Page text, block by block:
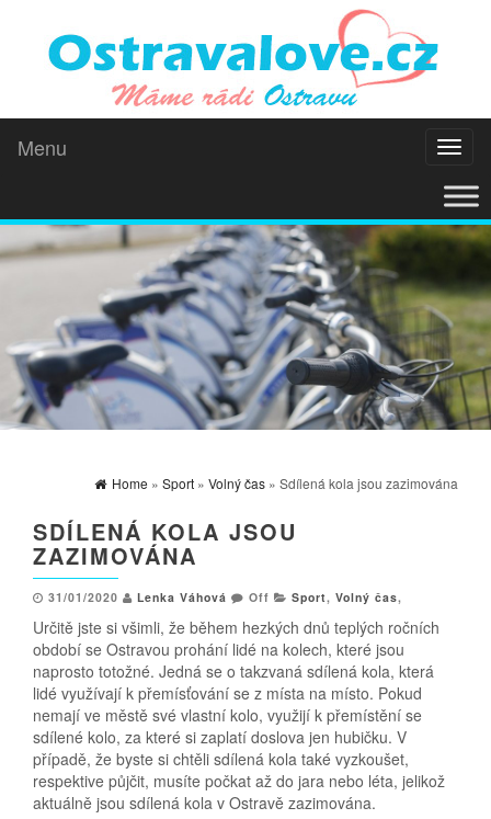
Menu
Home » Sport » Volný čas » Sdílená kola jsou zazimována
SDÍLENÁ KOLA JSOU
ZAZIMOVÁNA
31/01/2020 Lenka Váhová Off Sport, Volný čas,
Určitě jste si všimli, že během hezkých dnů teplých ročních
období se Ostravou prohání lidé na kolech, které jsou
naprosto totožné. Jedná se o takzvaná sdílená kola, která
lidé využívají k přemísťování se z místa na místo. Pokud
nemají ve městě své vlastní kolo, využijí k přemístění se
sdílené kolo, za které si zaplatí doslova jen hubičku. V
případě, že byste si chtěli sdílená kola také vyzkoušet,
respektive půjčit, musíte počkat až do jara nebo léta, jelikož
aktuálně jsou sdílená kola v Ostravě zazimována.